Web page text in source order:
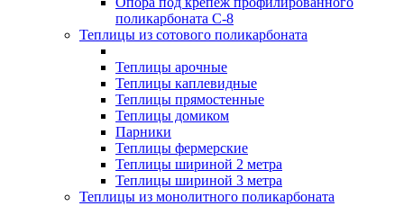
поликарбоната С-8
Теплицы из сотового поликарбоната
Теплицы арочные
Теплицы каплевидные
Теплицы прямостенные
Теплицы домиком
Парники
Теплицы фермерские
Теплицы шириной 2 метра
Теплицы шириной 3 метра
Теплицы из монолитного поликарбоната